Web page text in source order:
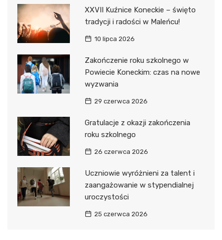
XXVII Kuźnice Koneckie – święto
tradycji i radości w Maleńcu!
10 lipca 2026
Zakończenie roku szkolnego w
Powiecie Koneckim: czas na nowe
wyzwania
29 czerwca 2026
Gratulacje z okazji zakończenia
roku szkolnego
26 czerwca 2026
Uczniowie wyróżnieni za talent i
zaangażowanie w stypendialnej
uroczystości
25 czerwca 2026